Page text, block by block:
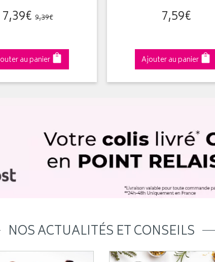
7,39€ 9,39€
au panier
7,59€
Ajouter au panier
NOS ACTUALITÉS ET CONSEILS